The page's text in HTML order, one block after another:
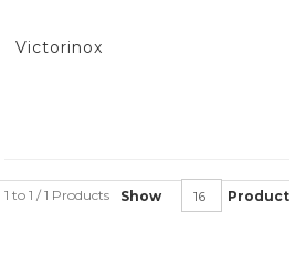
Victorinox
Show Product
1 to 1 / 1 Products